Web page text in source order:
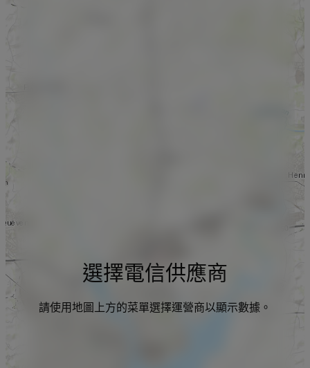
選擇電信供應商
請使用地圖上方的菜單選擇運營商以顯示數據。